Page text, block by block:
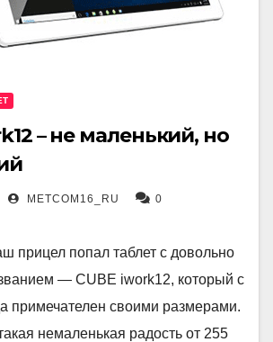
– не маленький, но
METCOM16_RU 0
прицел попал таблет с довольно
— CUBE iwork12, который с
примечателен своими размерами.
немаленькая радость от 255